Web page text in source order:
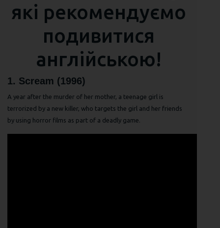
які рекомендуємо
подивитися
англійською!
1. Scream (1996)
A year after the murder of her mother, a teenage girl is
terrorized by a new killer, who targets the girl and her friends
by using horror films as part of a deadly game.